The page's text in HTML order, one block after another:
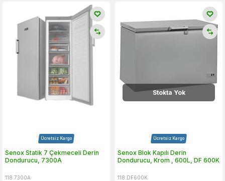
Ücretsiz Kargo
Senox Statik 7 Çekmeceli Derin
Dondurucu, 7300A
118.7300A
Stokta Yok
Ücretsiz Kargo
Senox Blok Kapılı Derin
Dondurucu, Krom , 600L, DF 600K
118.DF600K